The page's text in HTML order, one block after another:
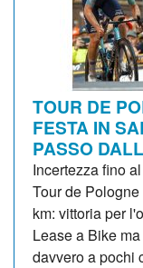
TOUR DE
FESTA IN
PASSO
Incertezza fino
Tour de
km: vittoria per
Lease a Bike
davvero a pochi